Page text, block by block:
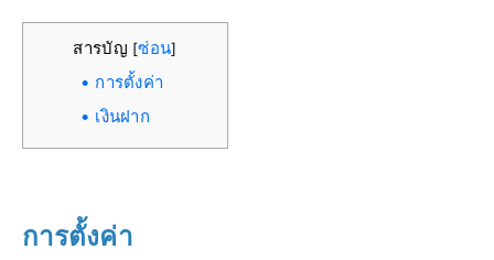
สารบัญ [ซ่อน]
การตั้งค่า
เงินฝาก
การตั้งค่า